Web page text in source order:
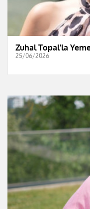
Zuhal Topal'la
25/06/2026